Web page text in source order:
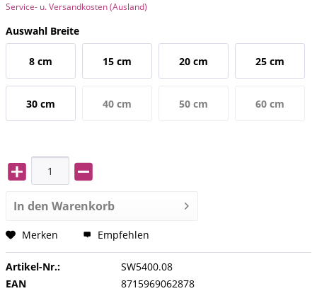
Service- u. Versandkosten (Ausland)
Auswahl Breite
8 cm 15 cm 20 cm 25 cm
30 cm 40 cm 50 cm 60 cm
In den Warenkorb
Merken Empfehlen
Artikel-Nr.:
SW5400.08
EAN
8715969062878